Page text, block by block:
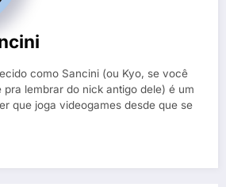
como Sancini (ou Kyo, se você
lembrar do nick antigo dele) é um
que joga videogames desde que se